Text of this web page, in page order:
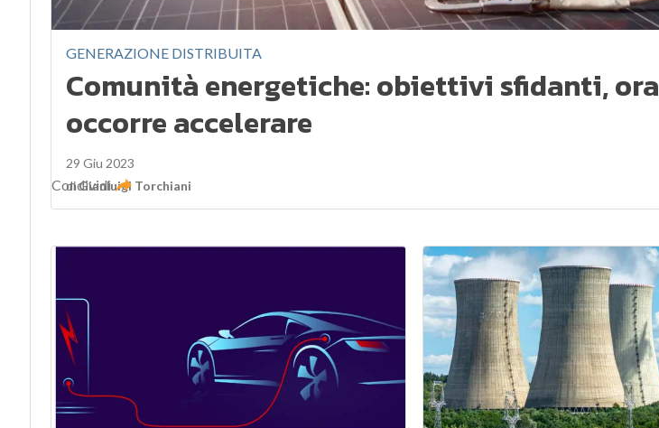
GENERAZIONE DISTRIBUITA
Comunità energetiche: obiettivi sfidanti, ora
occorre accelerare
29 Giu 2023
diGianluigi Torchiani
Condividi